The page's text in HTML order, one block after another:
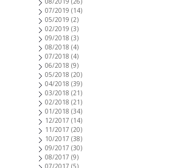
07/2019 (14)
05/2019 (2)
02/2019 (3)
09/2018 (3)
08/2018 (4)
07/2018 (4)
06/2018 (9)
05/2018 (20)
04/2018 (39)
03/2018 (21)
02/2018 (21)
01/2018 (34)
12/2017 (14)
11/2017 (20)
10/2017 (38)
09/2017 (30)
08/2017 (9)